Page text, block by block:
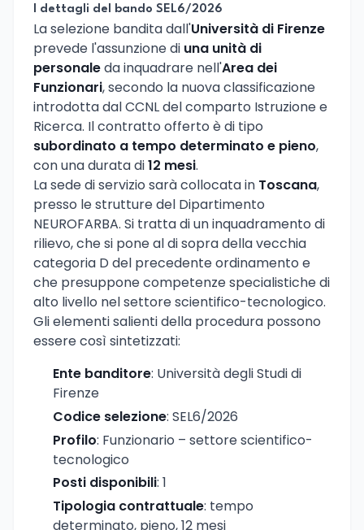
I dettagli del bando SEL6/2026
La selezione bandita dall'Università di Firenze
prevede l'assunzione di una unità di
personaleda inquadrare nell'Area dei
Funzionari, secondo la nuova classificazione
introdotta dal CCNL del comparto Istruzione e
Ricerca. Il contratto offerto è di tipo
subordinato a tempo determinato e pieno,
con una durata di12 mesi.
La sede di servizio sarà collocata in Toscana,
presso le strutture del Dipartimento
NEUROFARBA. Si tratta di un inquadramento di
rilievo, che si pone al di sopra della vecchia
categoria D del precedente ordinamento e
che presuppone competenze specialistiche di
alto livello nel settore scientifico-tecnologico.
Gli elementi salienti della procedura possono
essere così sintetizzati:
Ente banditore: Università degli Studi di
Firenze
Codice selezione: SEL6/2026
Profilo: Funzionario – settore scientifico-
tecnologico
Posti disponibili: 1
Tipologia contrattuale: tempo
determinato, pieno, 12 mesi